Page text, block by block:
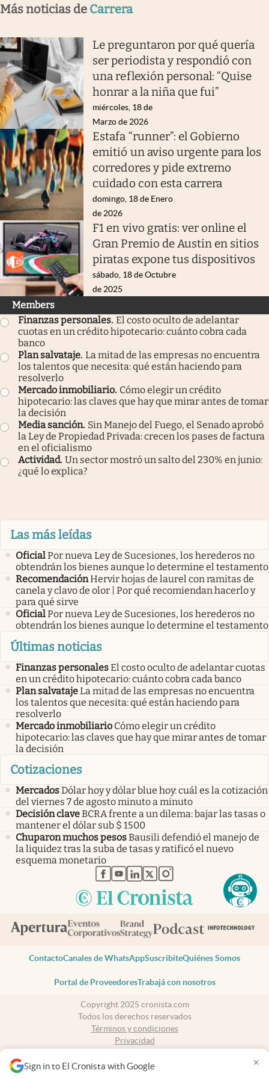
Sign in to El Cronista with Google ×
Más noticias de Carrera
Le preguntaron por qué quería
ser periodista y respondió con
una reflexión personal: “Quise
honrar a la niña que fui”
miércoles, 18 de
Marzo de 2026
Estafa “runner”: el Gobierno
emitió un aviso urgente para los
corredores y pide extremo
cuidado con esta carrera
domingo, 18 de Enero
de 2026
F1 en vivo gratis: ver online el
Gran Premio de Austin en sitios
piratas expone tus dispositivos
sábado, 18 de Octubre
de 2025
Members
Finanzas personales. El costo oculto de adelantar
cuotas en un crédito hipotecario: cuánto cobra cada
banco
Plan salvataje. La mitad de las empresas no encuentra
los talentos que necesita: qué están haciendo para
resolverlo
Mercado inmobiliario. Cómo elegir un crédito
hipotecario: las claves que hay que mirar antes de tomar
la decisión
Media sanción. Sin Manejo del Fuego, el Senado aprobó
la Ley de Propiedad Privada: crecen los pases de factura
en el oficialismo
Actividad. Un sector mostró un salto del 230% en junio:
¿qué lo explica?
Las más leídas
OficialPor nueva Ley de Sucesiones, los herederos no
obtendrán los bienes aunque lo determine el testamento
RecomendaciónHervir hojas de laurel con ramitas de
canela y clavo de olor | Por qué recomiendan hacerlo y
para qué sirve
OficialPor nueva Ley de Sucesiones, los herederos no
obtendrán los bienes aunque lo determine el testamento
Últimas noticias
Finanzas personalesEl costo oculto de adelantar cuotas
en un crédito hipotecario: cuánto cobra cada banco
Plan salvatajeLa mitad de las empresas no encuentra
los talentos que necesita: qué están haciendo para
resolverlo
Mercado inmobiliario Cómo elegir un crédito
hipotecario: las claves que hay que mirar antes de tomar
la decisión
Cotizaciones
MercadosDólar hoy y dólar blue hoy: cuál es la cotización
del viernes 7 de agosto minuto a minuto
Decisión claveBCRA frente a un dilema: bajar las tasas o
mantener el dólar sub $ 1500
Chuparon muchos pesosBausili defendió el manejo de
la liquidez tras la suba de tasas y ratificó el nuevo
esquema monetario
abre en nueva pestaña
abre en nueva pestaña
abre en nueva pestaña
abre en nueva pestaña
abre en nueva pestaña
ContactoCanales de WhatsAppSuscribiteQuiénes Somos
Portal de ProveedoresTrabajá con nosotros
Copyright 2025 cronista.com
Todos los derechos reservados
Términos y condiciones
Privacidad
Tel: +54 11 7078-3270